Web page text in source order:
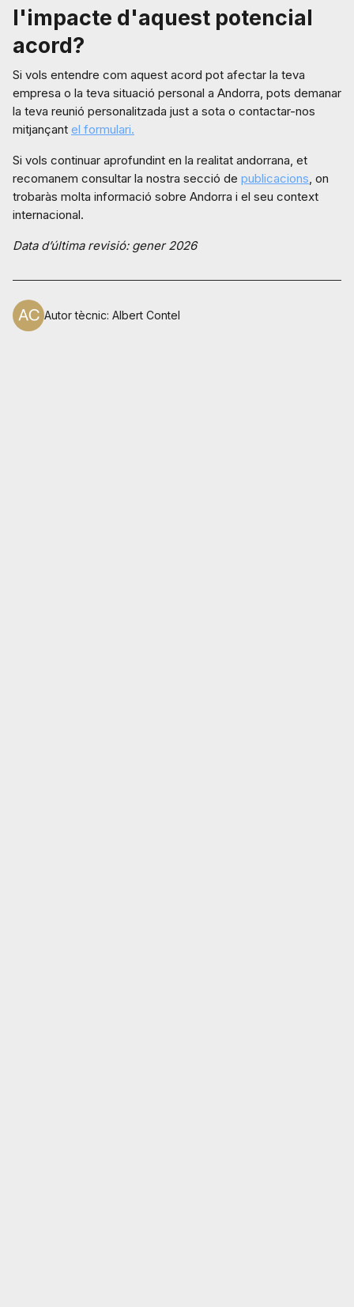
l'impacte d'aquest potencial
acord?
Si vols entendre com aquest acord pot afectar la teva
empresa o la teva situació personal a Andorra, pots demanar
la teva reunió personalitzada just a sota o contactar-nos
mitjançant el formulari.
Si vols continuar aprofundint en la realitat andorrana, et
recomanem consultar la nostra secció de publicacions, on
trobaràs molta informació sobre Andorra i el seu context
internacional.
Data d’última revisió: gener 2026
Autor tècnic: Albert Contel